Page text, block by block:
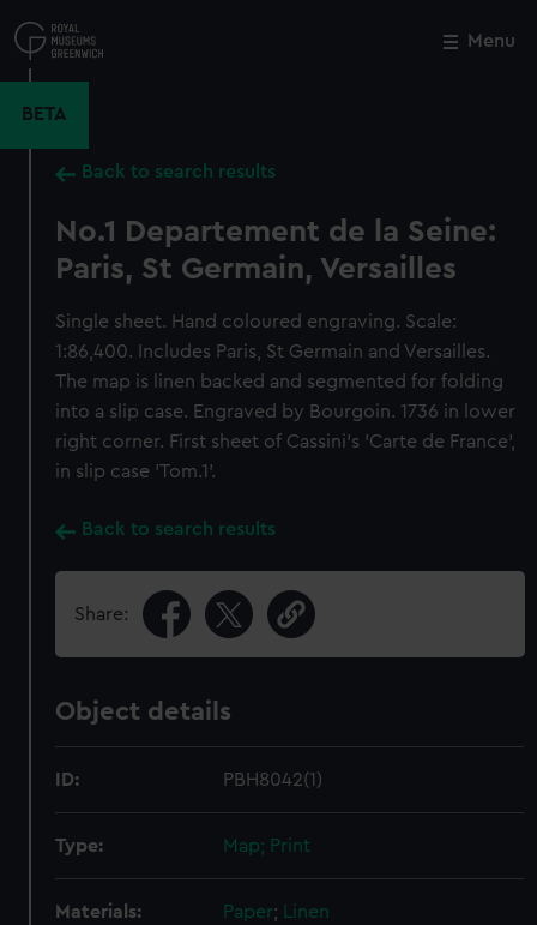
to
main
Menu
BETA
Back to search results
No.1 Departement de la Seine:
Paris, St Germain, Versailles
Single sheet. Hand coloured engraving. Scale:
1:86,400. Includes Paris, St Germain and Versailles.
The map is linen backed and segmented for folding
into a slip case. Engraved by Bourgoin. 1736 in lower
right corner. First sheet of Cassini's 'Carte de France',
in slip case 'Tom.1'.
Back to search results
Share:
Object details
ID: PBH8042(1)
Type: Map; Print
Materials: Paper; Linen
Close